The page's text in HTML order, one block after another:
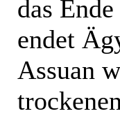
das
endet
Assuan